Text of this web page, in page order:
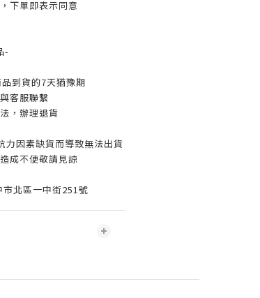
下單即表示同意
-
到貨的7天猶豫期
客服聯繫
，辦理退貨
力因素缺貨而導致無法出貨
成不便敬請見諒
北區一中街251號